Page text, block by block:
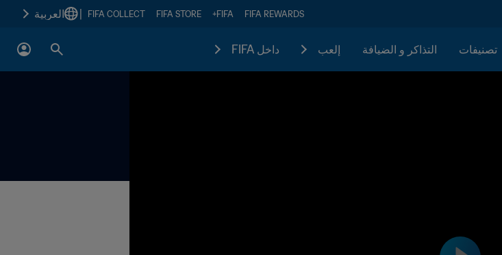
FIFA REWARDS
FIFA+
FIFA STORE
FIFA COLLECT العربية
تصنيفات التذاكر و الضيافة إلعب داخل FIFA